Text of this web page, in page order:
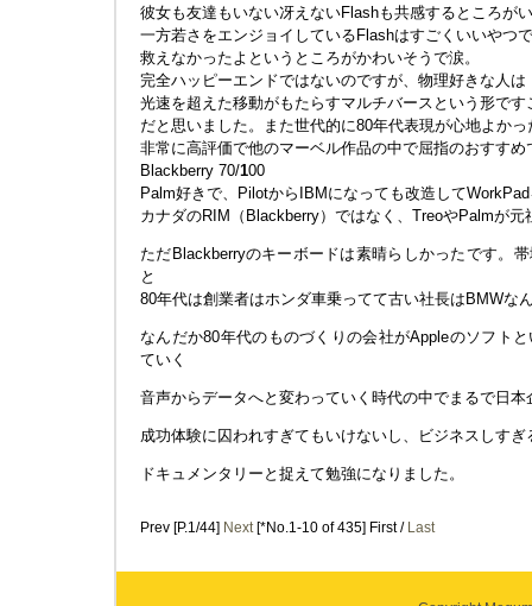
彼女も友達もいない冴えないFlashも共感するところが
一方若さをエンジョイしているFlashはすごくいいやつ
救えなかったよというところがかわいそうで涙。
完全ハッピーエンドではないのですが、物理好きな人は
光速を超えた移動がもたらすマルチバースという形で
だと思いました。また世代的に80年代表現が心地よかっ
非常に高評価で他のマーベル作品の中で屈指のおすすめ
Blackberry 70/100
Palm好きで、PilotからIBMになっても改造して
カナダのRIM（Blackberry）ではなく、TreoやPalmが
ただBlackberryのキーボードは素晴らしかったです。
と
80年代は創業者はホンダ車乗ってて古い社長はBMWな
なんだか80年代のものづくりの会社がAppleのソフト
ていく
音声からデータへと変わっていく時代の中でまるで日
成功体験に囚われすぎてもいけないし、ビジネスしす
ドキュメンタリーと捉えて勉強になりました。
Prev [P.1/44] Next[*No.1-10 of 435] First / Last